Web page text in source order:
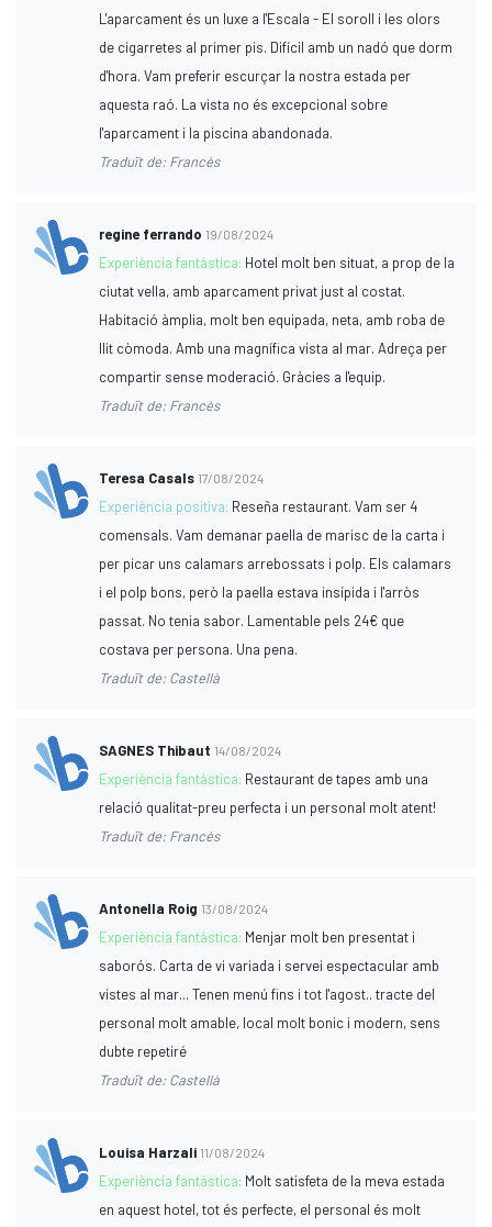
L'aparcament és un luxe a l'Escala - El soroll i les olors
de cigarretes al primer pis. Difícil amb un nadó que dorm
d'hora. Vam preferir escurçar la nostra estada per
aquesta raó. La vista no és excepcional sobre
l'aparcament i la piscina abandonada.
Traduït de: Francès
regine ferrando 19/08/2024
Experiència fantàstica: Hotel molt ben situat, a prop de la
ciutat vella, amb aparcament privat just al costat.
Habitació àmplia, molt ben equipada, neta, amb roba de
llit còmoda. Amb una magnífica vista al mar. Adreça per
compartir sense moderació. Gràcies a l'equip.
Traduït de: Francès
Teresa Casals 17/08/2024
Experiència positiva: Reseña restaurant. Vam ser 4
comensals. Vam demanar paella de marisc de la carta i
per picar uns calamars arrebossats i polp. Els calamars
i el polp bons, però la paella estava insípida i l'arròs
passat. No tenia sabor. Lamentable pels 24€ que
costava per persona. Una pena.
Traduït de: Castellà
SAGNES Thibaut 14/08/2024
Experiència fantàstica: Restaurant de tapes amb una
relació qualitat-preu perfecta i un personal molt atent!
Traduït de: Francès
Antonella Roig 13/08/2024
Experiència fantàstica: Menjar molt ben presentat i
saborós. Carta de vi variada i servei espectacular amb
vistes al mar... Tenen menú fins i tot l'agost.. tracte del
personal molt amable, local molt bonic i modern, sens
dubte repetiré
Traduït de: Castellà
Louisa Harzali 11/08/2024
Experiència fantàstica: Molt satisfeta de la meva estada
en aquest hotel, tot és perfecte, el personal és molt